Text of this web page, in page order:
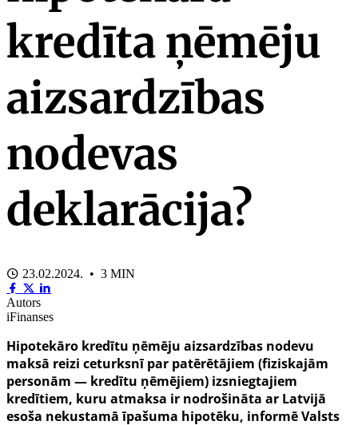
kredīta ņēmēju
aizsardzības
nodevas
deklarācija?
23.02.2024. • 3 MIN
Autors
iFinanses
Hipotekāro kredītu ņēmēju aizsardzības nodevu
maksā reizi ceturksnī par patērētājiem (fiziskajām
personām — kredītu ņēmējiem) izsniegtajiem
kredītiem, kuru atmaksa ir nodrošināta ar Latvijā
esoša nekustamā īpašuma hipotēku, informē Valsts